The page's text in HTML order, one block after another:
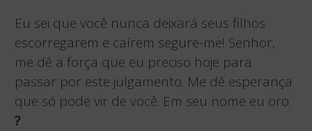
Eu sei que você nunca deixará seus filhos
escorregarem e caírem segure-me! Senhor,
me dê a força que eu preciso hoje para
passar por este julgamento. Me dê esperança
que só pode vir de você. Em seu nome eu oro.
?